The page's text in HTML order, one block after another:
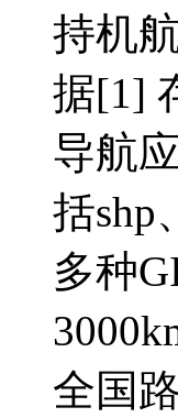
持机
据[1]
导航
括shp
多种
全国